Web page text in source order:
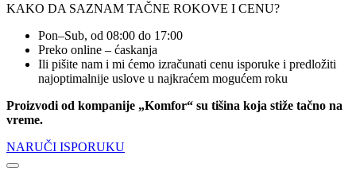
KAKO DA SAZNAM TAČNE ROKOVE I CENU?
Pon–Sub, od 08:00 do 17:00
Preko online – ćaskanja
Ili pišite nam i mi ćemo izračunati cenu isporuke i predložiti
najoptimalnije uslove u najkraćem mogućem roku
Proizvodi od kompanije „Komfor“ su tišina koja stiže tačno na
vreme.
NARUČI ISPORUKU